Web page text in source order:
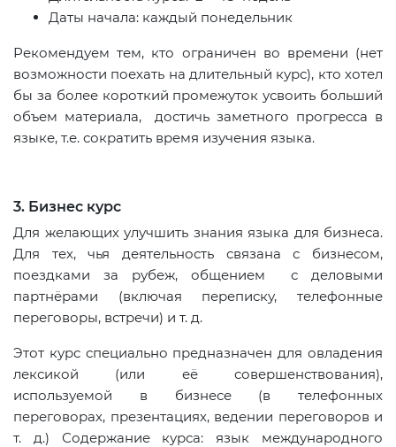
Даты начала: каждый понедельник
Рекомендуем тем, кто ограничен во времени (нет
возможности поехать на длительный курс), кто хотел
бы за более короткий промежуток усвоить больший
объем материала, достичь заметного прогресса в
языке, т.е. сократить время изучения языка.
3. Бизнес курс
Для желающих улучшить знания языка для бизнеса.
Для тех, чья деятельность связана с бизнесом,
поездками за рубеж, общением с деловыми
партнёрами (включая переписку, телефонные
переговоры, встречи) и т. д.
Этот курс специально предназначен для овладения
лексикой (или её совершенствования),
используемой в бизнесе (в телефонных
переговорах, презентациях, ведении переговоров и
т. д.) Содержание курса: язык международного